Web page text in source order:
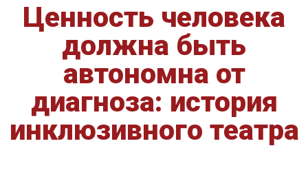
Ценность человека
должна быть
автономна от
диагноза: история
инклюзивного театра